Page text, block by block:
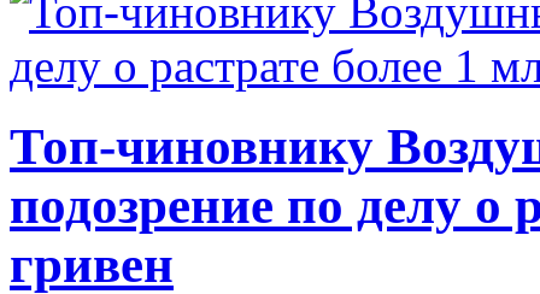
Топ-чиновнику
подозрение по делу о
гривен